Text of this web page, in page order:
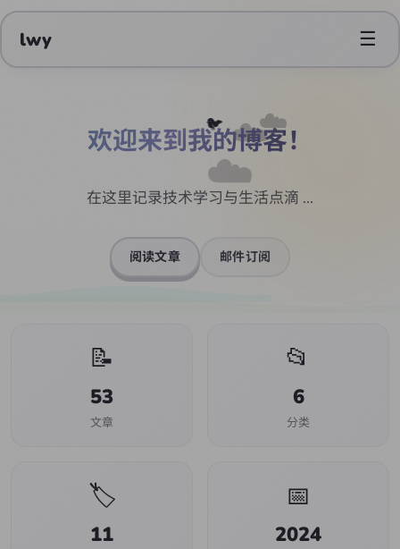
lwy ☰
☁️
☁️
🐦
欢迎来到我的博客！
在这里记录技术学习与生活点滴 ...
阅读文章 邮件订阅
📝
53
文章
📂
6
分类
🏷️
11
📅
2024